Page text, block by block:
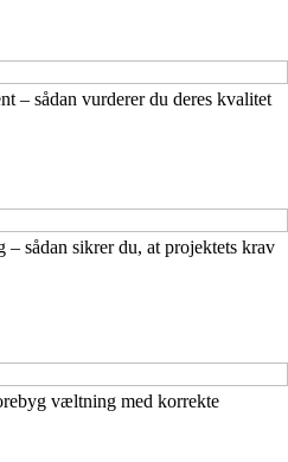
– sådan vurderer du deres kvalitet
sådan sikrer du, at projektets krav
væltning med korrekte